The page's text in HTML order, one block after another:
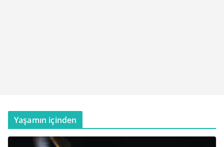
Yaşamın içinden